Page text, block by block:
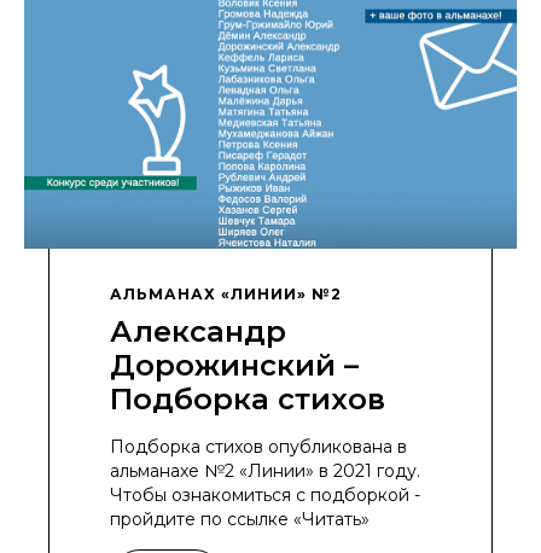
АЛЬМАНАХ «ЛИНИИ» №2
Александр
Дорожинский –
Подборка стихов
Подборка стихов опубликована в
альманахе №2 «Линии» в 2021 году.
Чтобы ознакомиться с подборкой -
пройдите по ссылке «Читать»